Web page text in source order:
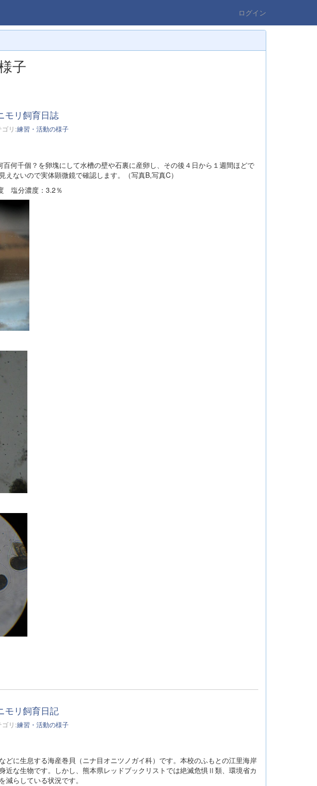
ログイン
子
モリ飼育日誌
リ:練習・活動の様子
何千個？を卵塊にして水槽の壁や石裏に産卵し、その後４日から１週間ほどで
ないので実体顕微鏡で確認します。（写真B,写真C）
塩分濃度：3.2％
モリ飼育日記
リ:練習・活動の様子
に生息する海産巻貝（ニナ目オニツノガイ科）です。本校のふもとの江里海岸
近な生物です。しかし、熊本県レッドブックリストでは絶滅危惧Ⅱ類、環境省カ
らしている状況です。